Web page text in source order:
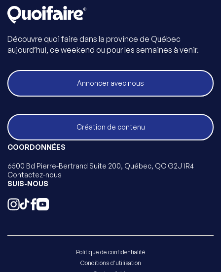
Découvre quoi faire dans la province de Québec
aujourd’hui, ce weekend ou pour les semaines à venir.
Annoncer avec nous
Création de contenu
COORDONNÉES
6500 Bd Pierre-Bertrand Suite 200, Québec, QC G2J 1R4
Contactez-nous
SUIS-NOUS
Politique de confidentialité
Conditions d'utilisation